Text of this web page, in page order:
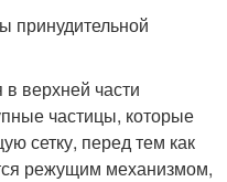
принудительной
в верхней части
частицы, которые
сетку, перед тем как
режущим механизмом,